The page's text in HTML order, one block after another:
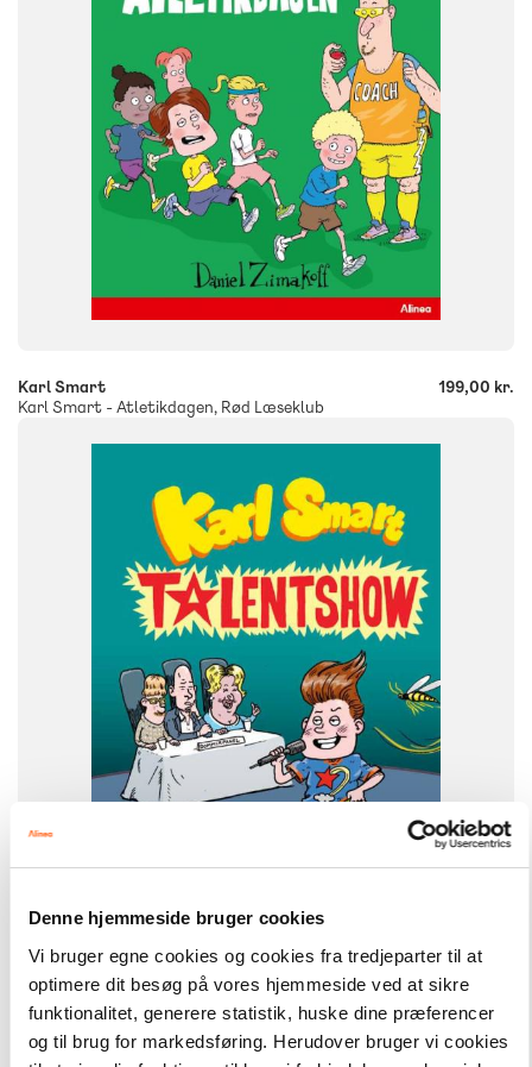
Denne hjemmeside bruger cookies
Vi bruger egne cookies og cookies fra tredjeparter til at
optimere dit besøg på vores hjemmeside ved at sikre
funktionalitet, generere statistik, huske dine præferencer
og til brug for markedsføring. Herudover bruger vi cookies
+
Karl Smart
Karl Smart - Atletikdagen, Rød Læseklub
199,00 kr.
5. klasse 6. klasse
Flergangsbog
9788723550729
- +
Karl Smart
Karl Smart - Talentshow, Rød Læseklub
199,00 kr.